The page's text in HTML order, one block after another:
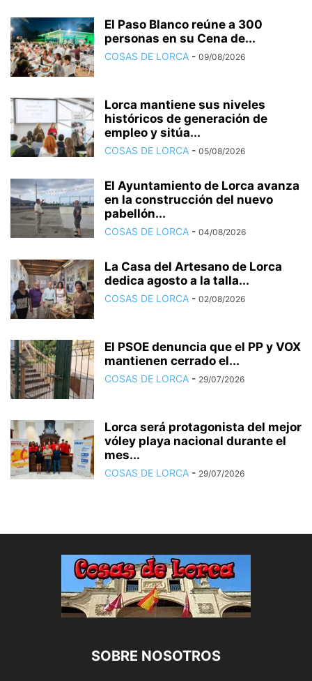
El Paso Blanco reúne a 300
personas en su Cena de...
COSAS DE LORCA - 09/08/2026
Lorca mantiene sus niveles
históricos de generación de
empleo y sitúa...
COSAS DE LORCA - 05/08/2026
El Ayuntamiento de Lorca avanza
en la construcción del nuevo
pabellón...
COSAS DE LORCA - 04/08/2026
La Casa del Artesano de Lorca
dedica agosto a la talla...
COSAS DE LORCA - 02/08/2026
El PSOE denuncia que el PP y VOX
mantienen cerrado el...
COSAS DE LORCA - 29/07/2026
Lorca será protagonista del mejor
vóley playa nacional durante el
mes...
COSAS DE LORCA - 29/07/2026
SOBRE NOSOTROS